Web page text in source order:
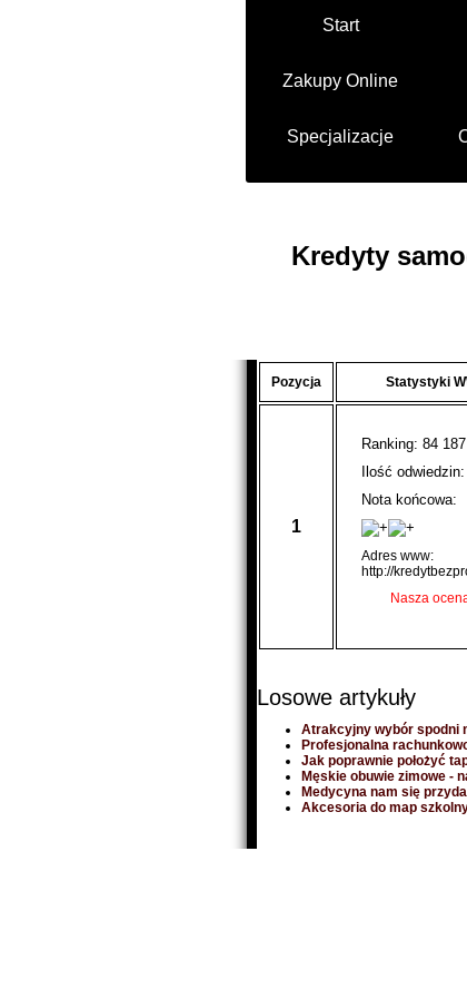
Start
Zakupy Online
Specjalizacje
Kredyty
Pozycja Statystyki
1
Ranking: 84 187
Ilość
Nota końcowa:
Adres www:
http://
Nasza
Losowe artykuły
Atrakcyjny wybór spodni
Profesjonalna
Jak poprawnie położyć
Męskie obuwie zimowe -
Medycyna nam się przyda
Akcesoria do map